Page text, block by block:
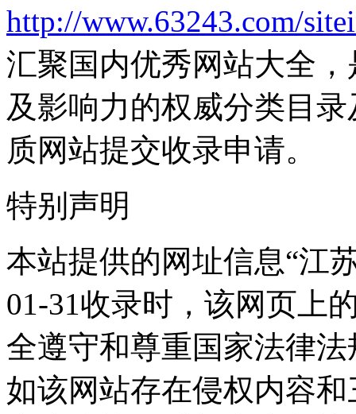
http://www.63243.com/
汇聚国内优秀网站大全
及影响力的权威分类目
质网站提交收录申请。
特别声明
本站提供的网址信息“江
01-31收录时，该网页上
全遵守和尊重国家法律
如该网站存在侵权内容